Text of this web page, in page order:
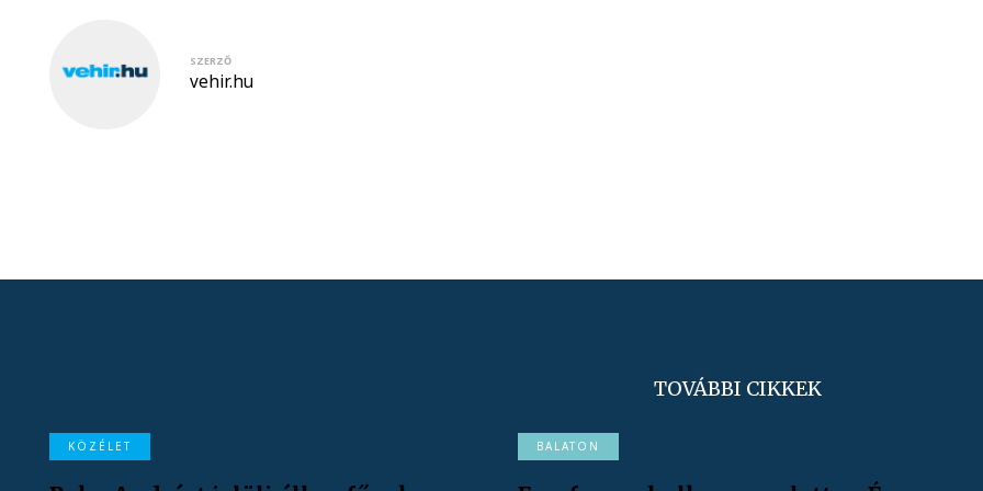
SZERZŐ
vehir.hu
TOVÁBBI CIKKEK
KÖZÉLET BALATON